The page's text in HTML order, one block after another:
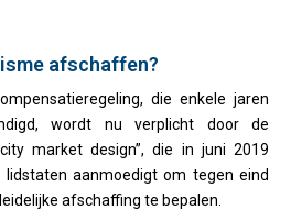
afschaffen?
die enkele jaren
wordt nu verplicht door de
market design”, die in juni 2019
aanmoedigt om tegen eind
afschaffing te bepalen.